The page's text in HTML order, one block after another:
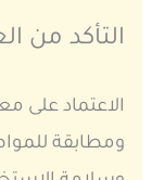
التأكد من
الاعتماد على
ومطابقة